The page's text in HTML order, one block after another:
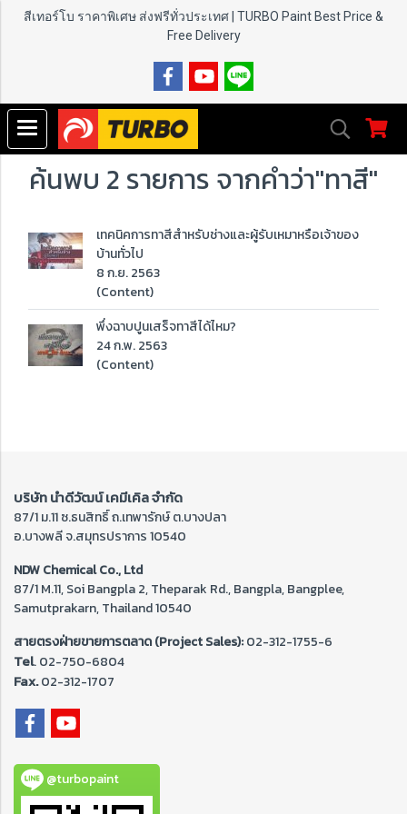
สีเทอร์โบ ราคาพิเศษ ส่งฟรีทั่วประเทศ | TURBO Paint Best Price &
Free Delivery
ค้นพบ 2 รายการ จากคำว่า"ทาสี"
เทคนิคการทาสีสำหรับช่างและผู้รับเหมาหรือเจ้าของ
บ้านทั่วไป
8 ก.ย. 2563
(Content)
พึ่งฉาบปูนเสร็จทาสีได้ไหม?
24 ก.พ. 2563
(Content)
บริษัท นำดีวัฒน์ เคมีเคิล จำกัด
87/1 ม.11 ซ.ธนสิทธิ์ ถ.เทพารักษ์ ต.บางปลา
อ.บางพลี จ.สมุทรปราการ 10540
NDW Chemical Co., Ltd
87/1 M.11, Soi Bangpla 2, Theparak Rd., Bangpla, Bangplee,
Samutprakarn, Thailand 10540
สายตรงฝ่ายขายการตลาด (Project Sales):02-312-1755-6
Tel. 02-750-6804
Fax.02-312-1707
@turbopaint